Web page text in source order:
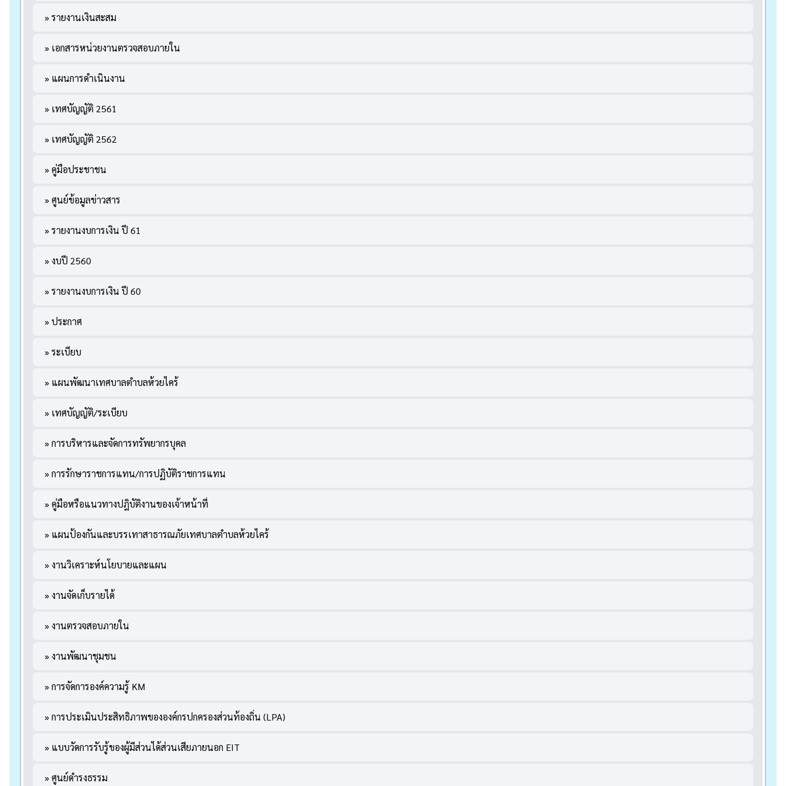
» รายงานเงินสะสม
» เอกสารหน่วยงานตรวจสอบภายใน
» แผนการดำเนินงาน
» เทศบัญญัติ 2561
» เทศบัญญัติ 2562
» คู่มือประชาชน
» ศูนย์ข้อมูลข่าวสาร
» รายงานงบการเงิน ปี 61
» งบปี 2560
» รายงานงบการเงิน ปี 60
» ประกาศ
» ระเบียบ
» แผนพัฒนาเทศบาลตำบลห้วยไคร้
» เทศบัญญัติ/ระเบียบ
» การบริหารและจัดการทรัพยากรบุคล
» การรักษาราชการแทน/การปฏิบัติราชการแทน
» คู่มือหรือแนวทางปฎิบัติงานของเจ้าหน้าที่
» แผนป้องกันและบรรเทาสาธารณภัยเทศบาลตำบลห้วยไคร้
» งานวิเคราะห์นโยบายและแผน
» งานจัดเก็บรายได้
» งานตรวจสอบภายใน
» งานพัฒนาชุมชน
» การจัดการองค์ความรู้ KM
» การประเมินประสิทธิภาพขององค์กรปกครองส่วนท้องถิ่น (LPA)
» แบบวัดการรับรู้ของผู้มีส่วนได้ส่วนเสียภายนอก EIT
» ศูนย์ดำรงธรรม